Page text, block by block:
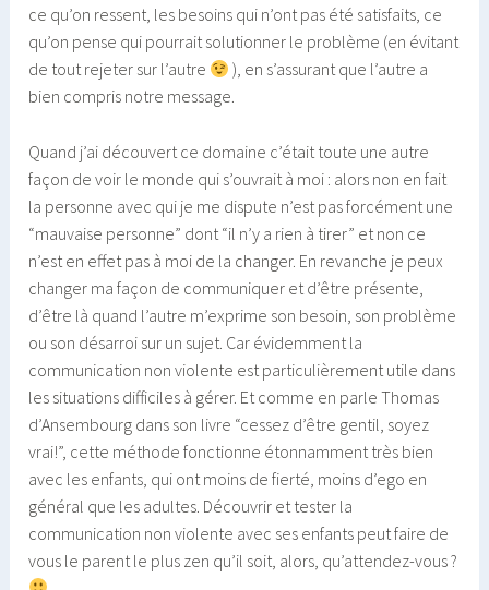
ce qu’on ressent, les besoins qui n’ont pas été satisfaits, ce
qu’on pense qui pourrait solutionner le problème (en évitant
de tout rejeter sur l’autre
), en s’assurant que l’autre a
bien compris notre message.
Quand j’ai découvert ce domaine c’était toute une autre
façon de voir le monde qui s’ouvrait à moi : alors non en fait
la personne avec qui je me dispute n’est pas forcément une
“mauvaise personne” dont “il n’y a rien à tirer” et non ce
n’est en effet pas à moi de la changer. En revanche je peux
changer ma façon de communiquer et d’être présente,
d’être là quand l’autre m’exprime son besoin, son problème
ou son désarroi sur un sujet. Car évidemment la
communication non violente est particulièrement utile dans
les situations difficiles à gérer. Et comme en parle Thomas
d’Ansembourg dans son livre “cessez d’être gentil, soyez
vrai!”, cette méthode fonctionne étonnamment très bien
avec les enfants, qui ont moins de fierté, moins d’ego en
général que les adultes. Découvrir et tester la
communication non violente avec ses enfants peut faire de
vous le parent le plus zen qu’il soit, alors, qu’attendez-vous ?